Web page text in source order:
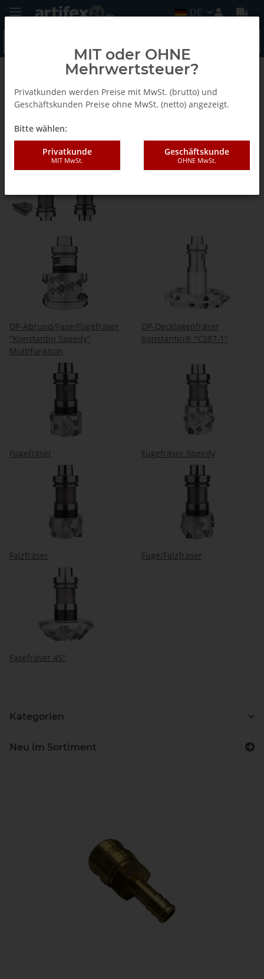
DE
Aigner - Werkzeuge
DIA Konstantin CNC
DP-Abrund/Fase/Fügefräser
"Konstantin Speedy"
Multifunktion
DP-Decklagenfräser
Konstantin® "C287-1"
Fügefräser Fügefräser Speedy
Falzfräser Füge/Falzfräser
Fasefräser 45°
Kategorien
Neu im Sortiment
MIT oder OHNE
Mehrwertsteuer?
Privatkunden werden Preise mit MwSt. (brutto) und
Geschäftskunden Preise ohne MwSt. (netto) angezeigt.
Bitte wählen:
Privatkunde
MIT MwSt.
Geschäftskunde
OHNE MwSt.